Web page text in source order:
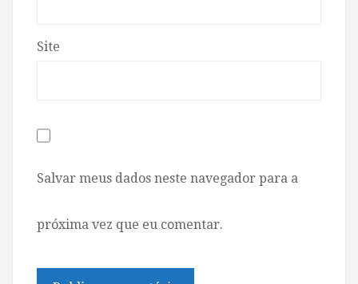
Site
Salvar meus dados neste navegador para a
próxima vez que eu comentar.